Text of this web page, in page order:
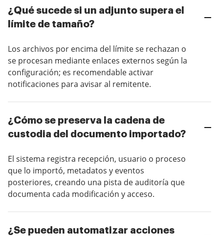
¿Qué sucede si un adjunto supera el
límite de tamaño?
Los archivos por encima del límite se rechazan o
se procesan mediante enlaces externos según la
configuración; es recomendable activar
notificaciones para avisar al remitente.
¿Cómo se preserva la cadena de
custodia del documento importado?
El sistema registra recepción, usuario o proceso
que lo importó, metadatos y eventos
posteriores, creando una pista de auditoría que
documenta cada modificación y acceso.
¿Se pueden automatizar acciones